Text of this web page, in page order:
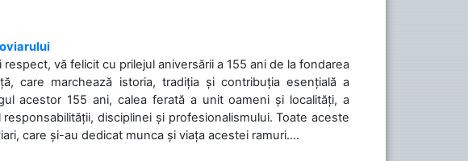
vă felicit cu prilejul aniversării a 155 ani de la fondarea
care marchează istoria, tradiția și contribuția esențială a
acestor 155 ani, calea ferată a unit oameni și localități, a
disciplinei și profesionalismului. Toate aceste
care și-au dedicat munca și viața acestei ramuri....